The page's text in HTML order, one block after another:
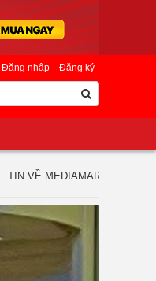
Đăng nhập Đăng ký
TIN VỀ MEDIAMART